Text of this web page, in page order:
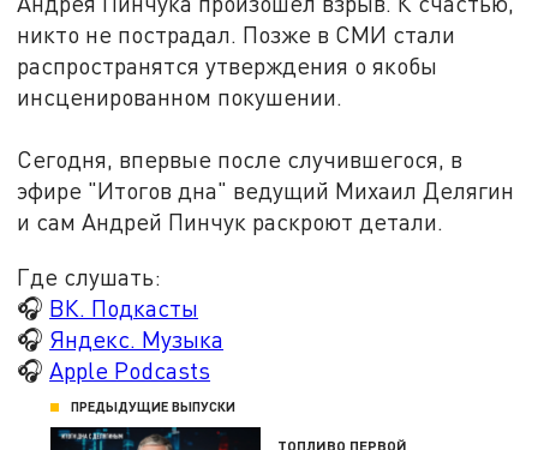
никто не пострадал. Позже в СМИ стали
распространятся утверждения о якобы
инсценированном покушении.
Сегодня, впервые после случившегося, в
эфире "Итогов дна" ведущий Михаил Делягин
и сам Андрей Пинчук раскроют детали.
Где слушать:
🎧 ВК. Подкасты
🎧 Яндекс. Музыка
🎧 Apple Podcasts
ПРЕДЫДУЩИЕ ВЫПУСКИ
ТОПЛИВО ПЕРВОЙ